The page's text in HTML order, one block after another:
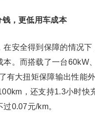
，更低用车成本
在安全得到保障的情况下
本。而搭载了一台60kW
有大扭矩保障输出性能
，还支持1.3小时快
0.07元/km。